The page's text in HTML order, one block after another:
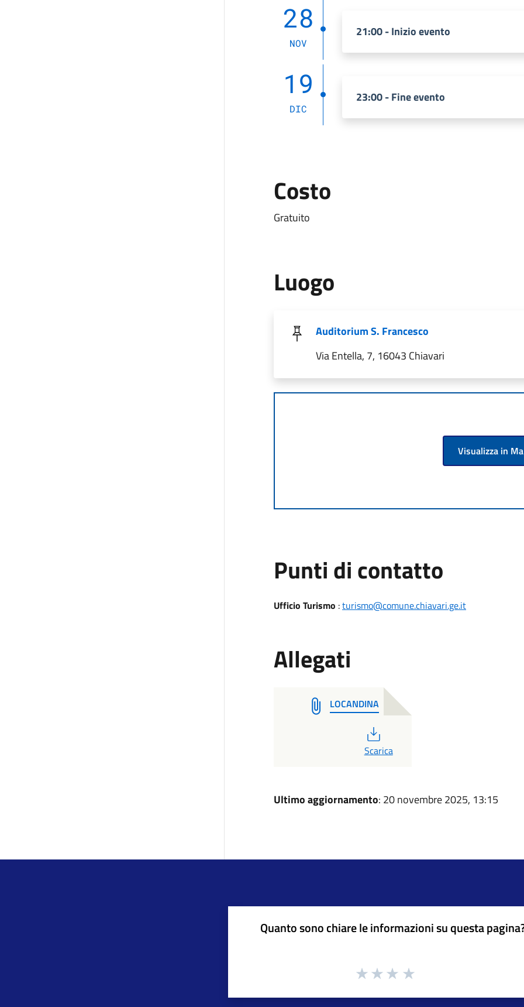
28
NOV
21:00 - Inizio evento
19
DIC
23:00 - Fine evento
Costo
Gratuito
Luogo
Auditorium S. Francesco
Via Entella, 7, 16043 Chiavari
Visualizza in
Punti di contatto
Ufficio Turismo :turismo@comune.chiavari.ge.it
Allegati
LOCANDINA
PDF
Scarica
Ultimo aggiornamento: 20 novembre 2025, 13:15
Quanto sono chiare le informazioni su questa